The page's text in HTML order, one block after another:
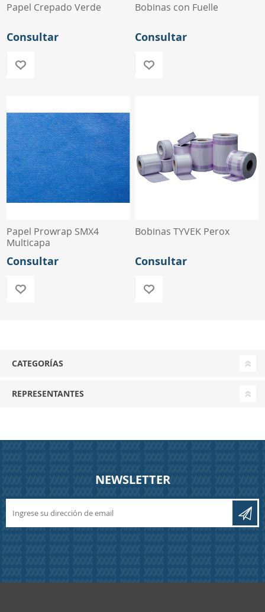
Papel Crepado Verde
Consultar
Bobinas con Fuelle
Consultar
Papel Prowrap SMX4
Multicapa
Consultar
Bobinas TYVEK Perox
Consultar
CATEGORÍAS
REPRESENTANTES
NEWSLETTER